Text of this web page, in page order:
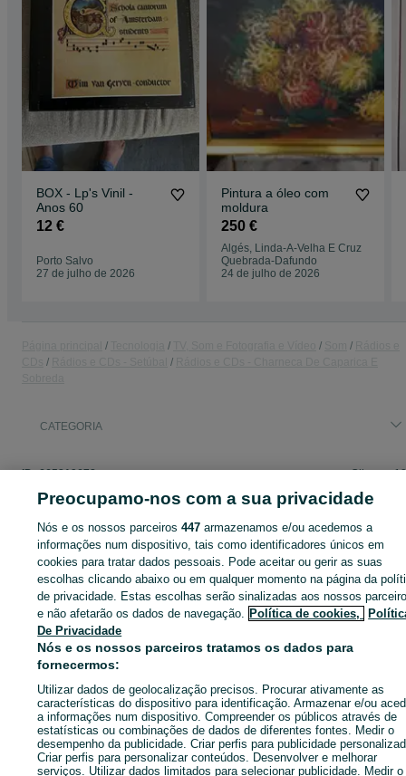
BOX - Lp's Vinil -
Anos 60
12 €
Porto Salvo
27 de julho de 2026
Pintura a óleo com
moldura
250 €
Algés, Linda-A-Velha E Cruz
Quebrada-Dafundo
24 de julho de 2026
CATEGORIA
ID:665819678 Cliques:
Entra na tua conta OLX ou cria uma nova para contactares
anunciante
Entrar ou criar conta
Preocupamo-nos com a sua privacidade
Nós e os nossos parceiros447 armazenamos e/ou acedemos a
informações num dispositivo, tais como identificadores únicos em
cookies para tratar dados pessoais. Pode aceitar ou gerir as suas
escolhas clicando abaixo ou em qualquer momento na página da
de privacidade. Estas escolhas serão sinalizadas aos nossos
e não afetarão os dados de navegação. Política de cookies,
De Privacidade
Nós e os nossos parceiros tratamos os dados para
fornecermos:
Utilizar dados de geolocalização precisos. Procurar ativamente as
características do dispositivo para identificação. Armazenar e/ou
a informações num dispositivo. Compreender os públicos através de
estatísticas ou combinações de dados de diferentes fontes. Medir o
desempenho da publicidade. Criar perfis para publicidade
Criar perfis para personalizar conteúdos. Desenvolver e melhorar
serviços. Utilizar dados limitados para selecionar publicidade. Medir o